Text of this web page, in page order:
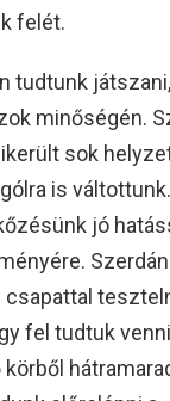
felét.
tudtunk
minőségén.
sok
is
jó
csapattal
fel tudtuk
körből